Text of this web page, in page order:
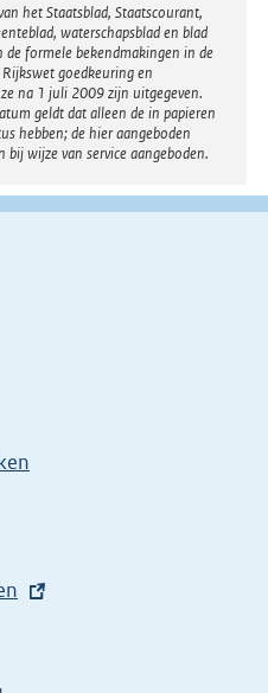
het Staatsblad, Staatscourant,
waterschapsblad en blad
de formele bekendmakingen in de
goedkeuring en
na 1 juli 2009 zijn uitgegeven.
geldt dat alleen de in papieren
hebben; de hier aangeboden
wijze van service aangeboden.